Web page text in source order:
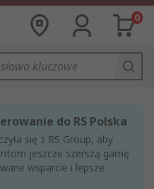
0
do RS Polska
się z RS Group, aby
jeszcze szerszą gamę
wsparcie i lepsze